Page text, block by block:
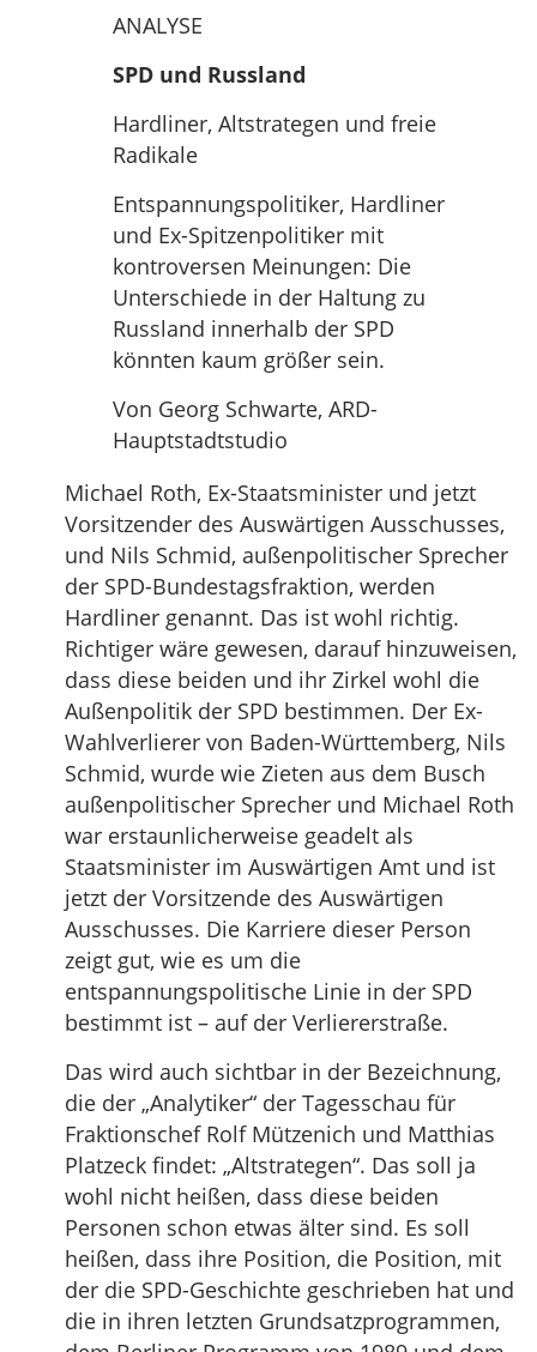
ANALYSE
SPD und Russland
Hardliner, Altstrategen und freie
Radikale
Entspannungspolitiker, Hardliner
und Ex-Spitzenpolitiker mit
kontroversen Meinungen: Die
Unterschiede in der Haltung zu
Russland innerhalb der SPD
könnten kaum größer sein.
Von Georg Schwarte, ARD-
Hauptstadtstudio
Michael Roth, Ex-Staatsminister und jetzt
Vorsitzender des Auswärtigen Ausschusses,
und Nils Schmid, außenpolitischer Sprecher
der SPD-Bundestagsfraktion, werden
Hardliner genannt. Das ist wohl richtig.
Richtiger wäre gewesen, darauf hinzuweisen,
dass diese beiden und ihr Zirkel wohl die
Außenpolitik der SPD bestimmen. Der Ex-
Wahlverlierer von Baden-Württemberg, Nils
Schmid, wurde wie Zieten aus dem Busch
außenpolitischer Sprecher und Michael Roth
war erstaunlicherweise geadelt als
Staatsminister im Auswärtigen Amt und ist
jetzt der Vorsitzende des Auswärtigen
Ausschusses. Die Karriere dieser Person
zeigt gut, wie es um die
entspannungspolitische Linie in der SPD
bestimmt ist – auf der Verliererstraße.
Das wird auch sichtbar in der Bezeichnung,
die der „Analytiker“ der Tagesschau für
Fraktionschef Rolf Mützenich und Matthias
Platzeck findet: „Altstrategen“. Das soll ja
wohl nicht heißen, dass diese beiden
Personen schon etwas älter sind. Es soll
heißen, dass ihre Position, die Position, mit
der die SPD-Geschichte geschrieben hat und
die in ihren letzten Grundsatzprogrammen,